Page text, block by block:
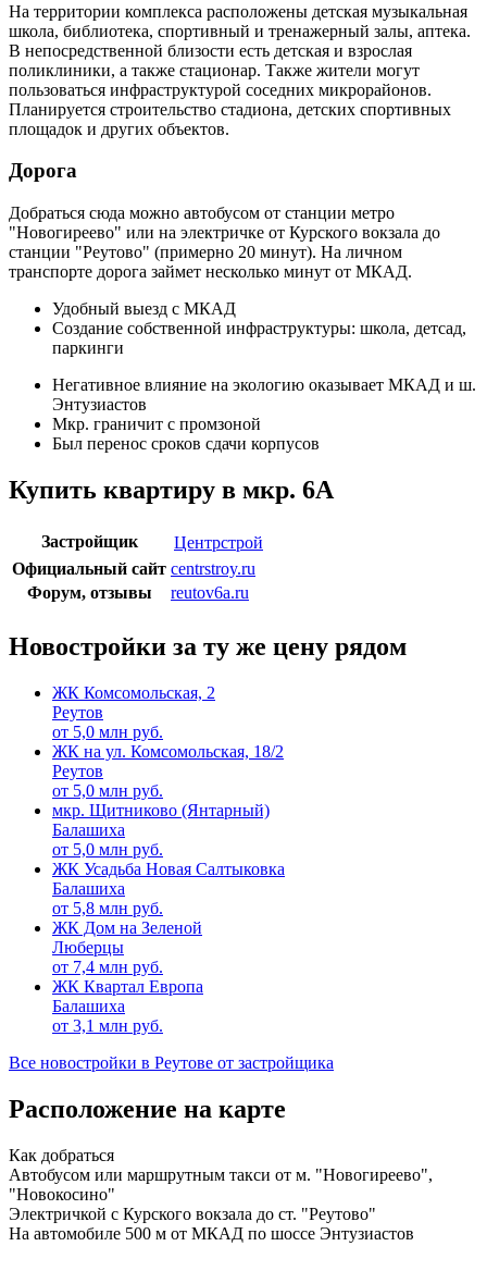
На территории комплекса расположены детская музыкальная
школа, библиотека, спортивный и тренажерный залы, аптека.
В непосредственной близости есть детская и взрослая
поликлиники, а также стационар. Также жители могут
пользоваться инфраструктурой соседних микрорайонов.
Планируется строительство стадиона, детских спортивных
площадок и других объектов.
Дорога
Добраться сюда можно автобусом от станции метро
"Новогиреево" или на электричке от Курского вокзала до
станции "Реутово" (примерно 20 минут). На личном
транспорте дорога займет несколько минут от МКАД.
Удобный выезд с МКАД
Создание собственной инфраструктуры: школа, детсад,
паркинги
Негативное влияние на экологию оказывает МКАД и ш.
Энтузиастов
Мкр. граничит с промзоной
Был перенос сроков сдачи корпусов
Купить квартиру в мкр. 6А
Застройщик
Центрстрой
Официальный сайт centrstroy.ru
Форум, отзывы
reutov6a.ru
Новостройки за ту же цену рядом
ЖК Комсомольская, 2
Реутов
от 5,0 млн руб.
ЖК на ул. Комсомольская, 18/2
Реутов
от 5,0 млн руб.
мкр. Щитниково (Янтарный)
Балашиха
от 5,0 млн руб.
ЖК Усадьба Новая Салтыковка
Балашиха
от 5,8 млн руб.
ЖК Дом на Зеленой
Люберцы
от 7,4 млн руб.
ЖК Квартал Европа
Балашиха
от 3,1 млн руб.
Все новостройки в Реутове от застройщика
Расположение на карте
Как добраться
Автобусом или маршрутным такси от м. "Новогиреево",
"Новокосино"
Электричкой с Курского вокзала до ст. "Реутово"
На автомобиле 500 м от МКАД по шоссе Энтузиастов